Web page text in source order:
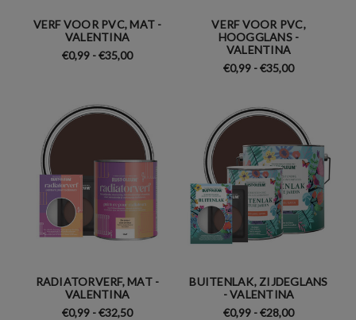
VERF VOOR PVC, MAT -
VALENTINA
€0,99 - €35,00
VERF VOOR PVC,
HOOGGLANS -
VALENTINA
€0,99 - €35,00
RADIATORVERF, MAT -
VALENTINA
€0,99 - €32,50
BUITENLAK, ZIJDEGLANS
- VALENTINA
€0,99 - €28,00